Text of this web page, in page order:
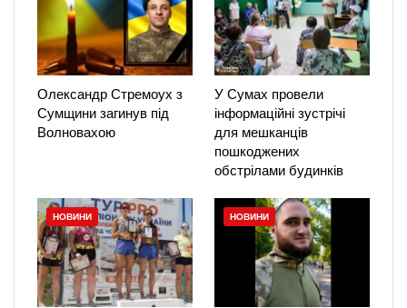
Олександр Стремоух з
Сумщини загинув під
Волновахою
У Сумах провели
інформаційні зустрічі
для мешканців
пошкоджених
обстрілами будинків
НОВИНИ НОВИНИ